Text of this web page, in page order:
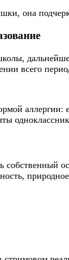
она
всего
собственный